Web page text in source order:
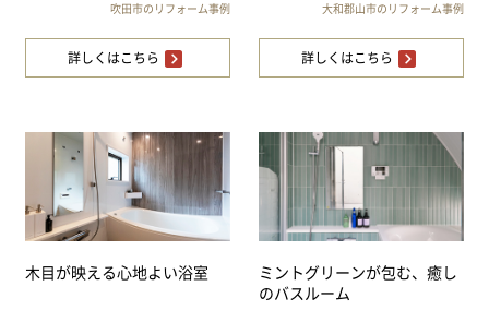
吹田市のリフォーム事例
詳しくはこちら
大和郡山市のリフォーム事例
詳しくはこちら
木目が映える心地よい浴室
ミントグリーンが包む、癒し
のバスルーム